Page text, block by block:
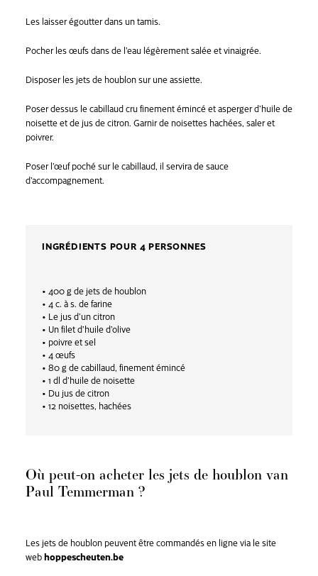
INGRÉDIENTS POUR 4 PERSONNES
• 400 g de jets de houblon
• 4 c. à s. de farine
• Le jus d’un citron
• Un filet d’huile d’olive
• poivre et sel
• 4 œufs
• 80 g de cabillaud, finement émincé
• 1 dl d’huile de noisette
• Du jus de citron
• 12 noisettes, hachées
Les laisser égoutter dans un tamis.
Pocher les œufs dans de l’eau légèrement salée et vinaigrée.
Disposer les jets de houblon sur une assiette.
Poser dessus le cabillaud cru finement émincé et asperger d’huile de
noisette et de jus de citron. Garnir de noisettes hachées, saler et
poivrer.
Poser l’œuf poché sur le cabillaud, il servira de sauce
d’accompagnement.
Où peut-on acheter les jets de houblon van
Paul Temmerman ?
Les jets de houblon peuvent être commandés en ligne via le site
webhoppescheuten.be